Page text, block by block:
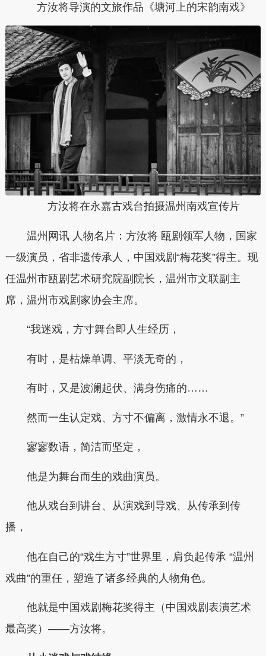
方汝将导演的文旅作品《塘河上的宋韵南戏》
方汝将在永嘉古戏台拍摄温州南戏宣传片
温州网讯 人物名片：方汝将 瓯剧领军人物，国家
一级演员，省非遗传承人，中国戏剧“梅花奖”得主。现
任温州市瓯剧艺术研究院副院长，温州市文联副主
席，温州市戏剧家协会主席。
“我迷戏，方寸舞台即人生经历，
有时，是枯燥单调、平淡无奇的，
有时，又是波澜起伏、满身伤痛的……
然而一生认定戏、方寸不偏离，激情永不退。”
寥寥数语，简洁而坚定，
他是为舞台而生的戏曲演员。
他从戏台到讲台、从演戏到导戏、从传承到传
播，
他在自己的“戏生方寸”世界里，肩负起传承 “温州
戏曲”的重任，塑造了诸多经典的人物角色。
他就是中国戏剧梅花奖得主（中国戏剧表演艺术
最高奖）——方汝将。